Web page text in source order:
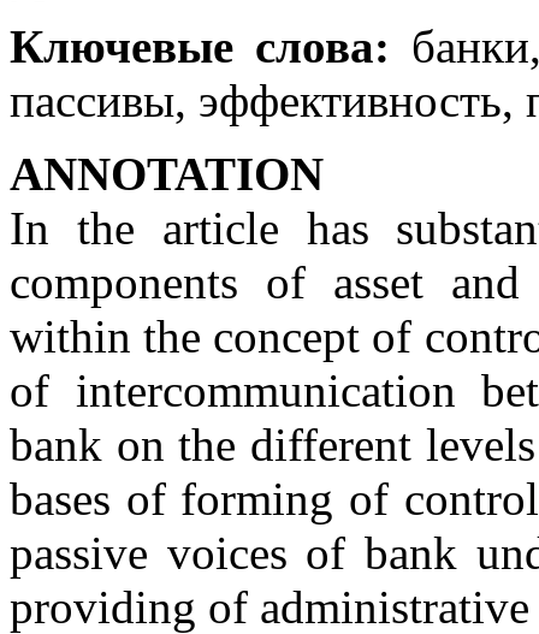
Ключевые слова:
пассивы, эффективность,
ANNOTATION
In the article has
components of asset
within the concept of
of intercommunication
bank on the different
bases of forming of
passive voices of bank
providing of